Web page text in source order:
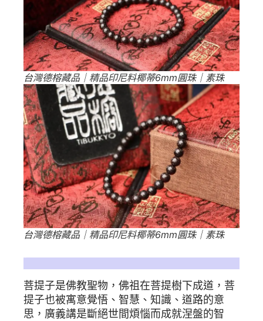
台灣德榕藏品｜精品印尼料椰蒂6mm圓珠｜素珠
台灣德榕藏品｜精品印尼料椰蒂6mm圓珠｜素珠
菩提子是佛教聖物，佛祖在菩提樹下成道，菩
提子也被寓意覺悟、智慧、知識、道路的意
思，廣義講是斷絕世間煩惱而成就涅盤的智